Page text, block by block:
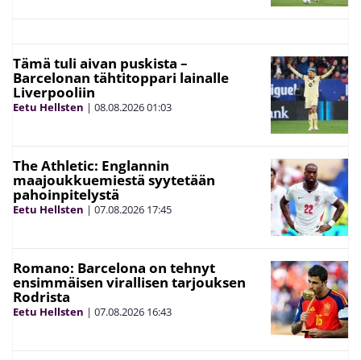
Tämä tuli aivan puskista –
Barcelonan tähtitoppari lainalle
Liverpooliin
Eetu Hellsten | 08.08.202601:03
The Athletic: Englannin
maajoukkuemiestä syytetään
pahoinpitelystä
Eetu Hellsten | 07.08.2026 17:45
Romano: Barcelona on tehnyt
ensimmäisen virallisen tarjouksen
Rodrista
Eetu Hellsten | 07.08.2026 16:43